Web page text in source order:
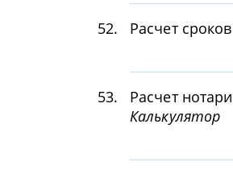
52. Расчет
53.
Расчет
Калькулятор